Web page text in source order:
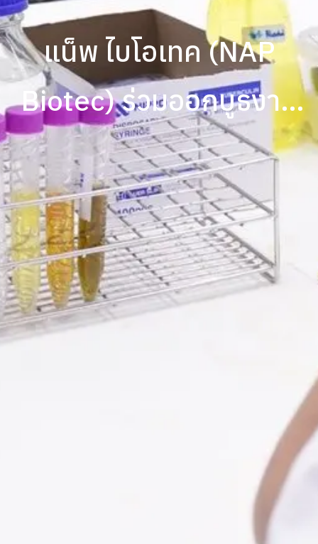
แน็พ ไบโอเทค (NAP
Biotec) ร่วมออกบูธงาน
มหกรรมสมุนไพรแห่งชาติ